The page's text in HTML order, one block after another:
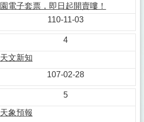
園電子套票，即日起開賣嘍！
110-11-03
4
天文新知
107-02-28
5
天象預報